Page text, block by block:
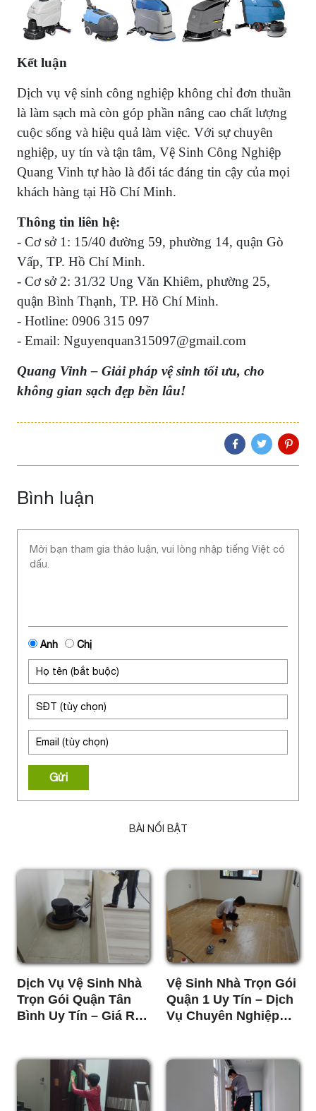
Kết luận
Dịch vụ vệ sinh công nghiệp không chỉ đơn thuần
là làm sạch mà còn góp phần nâng cao chất lượng
cuộc sống và hiệu quả làm việc. Với sự chuyên
nghiệp, uy tín và tận tâm, Vệ Sinh Công Nghiệp
Quang Vinh tự hào là đối tác đáng tin cậy của mọi
khách hàng tại Hồ Chí Minh.
Thông tin liên hệ:
- Cơ sở 1: 15/40 đường 59, phường 14, quận Gò
Vấp, TP. Hồ Chí Minh.
- Cơ sở 2: 31/32 Ung Văn Khiêm, phường 25,
quận Bình Thạnh, TP. Hồ Chí Minh.
- Hotline: 0906 315 097
- Email: Nguyenquan315097@gmail.com
Quang Vinh – Giải pháp vệ sinh tối ưu, cho
không gian sạch đẹp bền lâu!
Bình luận
Anh Chị
Gửi
BÀI NỔI BẬT
Dịch Vụ Vệ Sinh Nhà
Trọn Gói Quận Tân
Bình Uy Tín – Giá Rẻ,
Vệ Sinh Nhà Trọn Gói
Quận 1 Uy Tín – Dịch
Vụ Chuyên Nghiệp